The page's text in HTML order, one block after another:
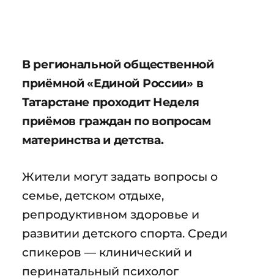
В региональной общественной
приёмной «Единой России» в
Татарстане проходит Неделя
приёмов граждан по вопросам
материнства и детства.
Жители могут задать вопросы о
семье, детском отдыхе,
репродуктивном здоровье и
развитии детского спорта. Среди
спикеров — клинический и
перинатальный психолог